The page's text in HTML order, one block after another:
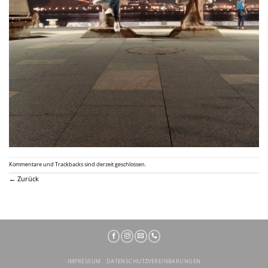
Kommentare und Trackbacks sind derzeit geschlossen.
← Zurück
IMPRESSUM DATENSCHUTZVEREINBARUNGEN